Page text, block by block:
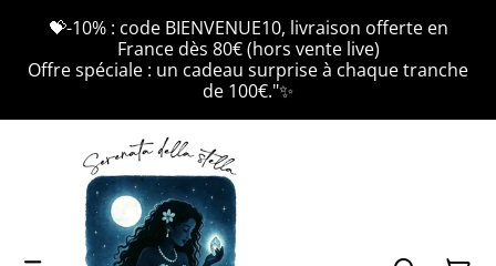
💝-10% : code BIENVENUE10, livraison offerte en
France dès 80€ (hors vente live)
Offre spéciale : un cadeau surprise à chaque tranche
de 100€."✨